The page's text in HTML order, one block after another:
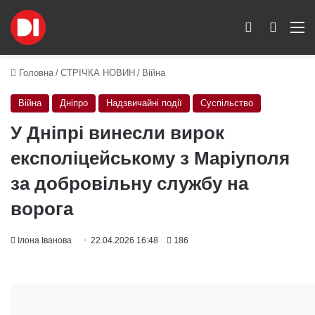
Пошук
Switch skin
Головна / СТРІЧКА НОВИН / Війна
Війна Дніпро Надзвичайні події Суспільство
У Дніпрі винесли вирок
експоліцейському з Маріуполя
за добровільну службу на
ворога
Ілона Іванова 22.04.2026 16:48 186